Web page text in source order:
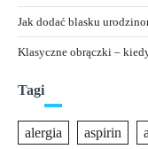
Jak dodać blasku
Klasyczne obrączki –
Tagi
alergia aspirin